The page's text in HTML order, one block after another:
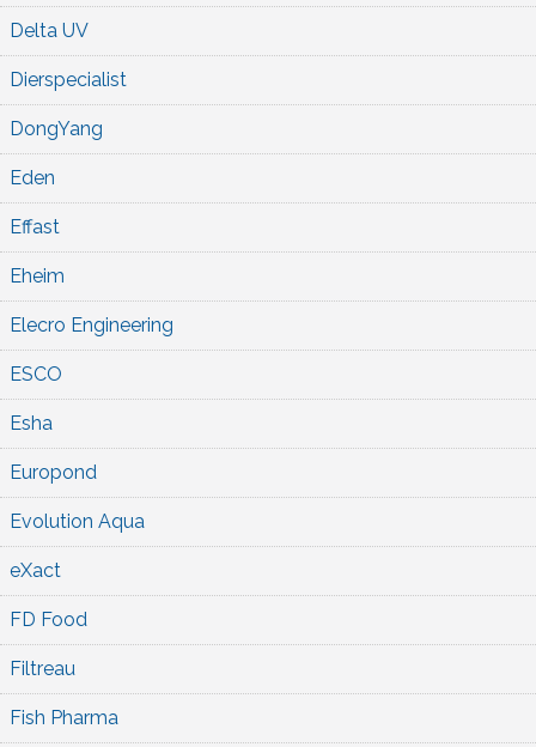
Delta UV
Dierspecialist
DongYang
Eden
Effast
Eheim
Elecro Engineering
ESCO
Esha
Europond
Evolution Aqua
eXact
FD Food
Filtreau
Fish Pharma